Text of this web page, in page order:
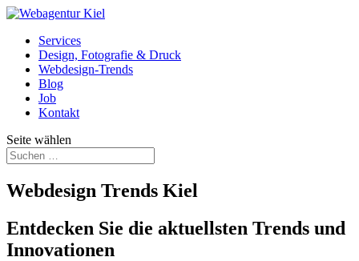
Services
Design, Fotografie & Druck
Webdesign-Trends
Blog
Job
Kontakt
Seite wählen
Webdesign Trends Kiel
Entdecken Sie die aktuellsten Trends und
Innovationen